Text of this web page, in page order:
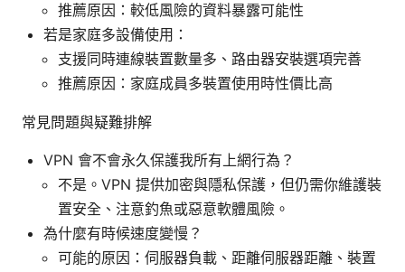
推薦原因：較低風險的資料暴露可能性
若是家庭多設備使用：
支援同時連線裝置數量多、路由器安裝選項完善
推薦原因：家庭成員多裝置使用時性價比高
常見問題與疑難排解
VPN 會不會永久保護我所有上網行為？
不是。VPN 提供加密與隱私保護，但仍需你維護裝
置安全、注意釣魚或惡意軟體風險。
為什麼有時候速度變慢？
可能的原因：伺服器負載、距離伺服器距離、裝置